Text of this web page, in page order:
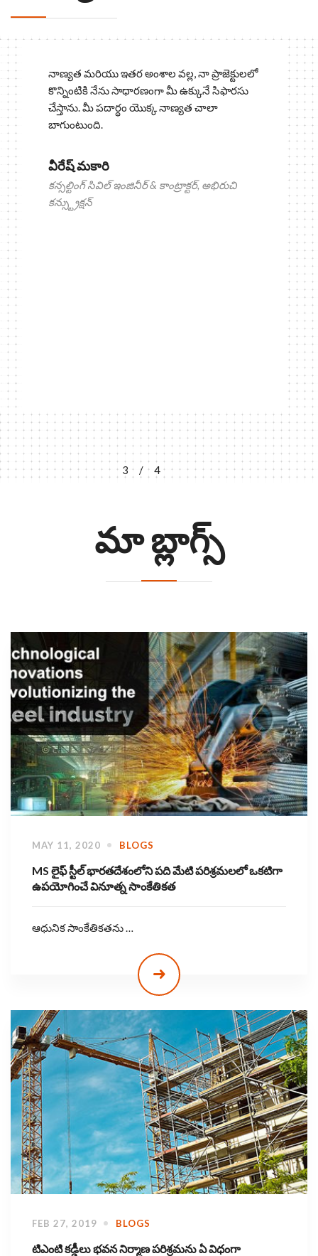
నాణ్యత మరియు ఇతర అంశాల వల్ల, నా ప్రాజెక్టులలో
కొన్నింటికి నేను సాధారణంగా మీ ఉక్కునే సిఫారసు
చేస్తాను. మీ పదార్ధం యొక్క నాణ్యత చాలా
బాగుంటుంది.
వీరేష్ మకారి
కన్సల్టింగ్ సివిల్ ఇంజినీర్ & కాంట్రాక్టర్, అభిరుచి
కన్స్ట్రుక్షన్
3 / 4
మా బ్లాగ్స్
MAY 11, 2020 BLOGS
MS లైఫ్ స్టీల్ భారతదేశంలోని పది మేటి పరిశ్రమలలో ఒకటిగా
ఉపయోగించే వినూత్న సాంకేతికత
ఆధునిక సాంకేతికతను …
FEB 27, 2019 BLOGS
టిఎంటి కడ్డీలు భవన నిర్మాణ పరిశ్రమను ఏ విధంగా